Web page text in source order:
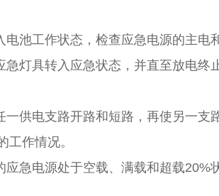
池工作状态，检查应急电源的主电
急灯具转入应急状态，并直至放电终
供电支路开路和短路，再使另一支
工作情况。
急电源处于空载、满载和超载20%